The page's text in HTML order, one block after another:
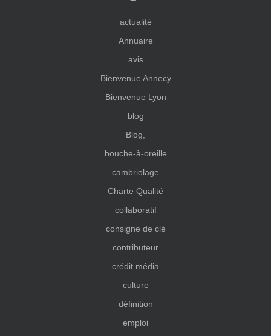
actualité
Annuaire
avis
Bienvenue Annecy
Bienvenue Lyon
blog
Blog,
bouche-à-oreille
cambriolage
Charte Qualité
collaboratif
consigne de clé
contributeur
crédit média
culture
définition
emploi